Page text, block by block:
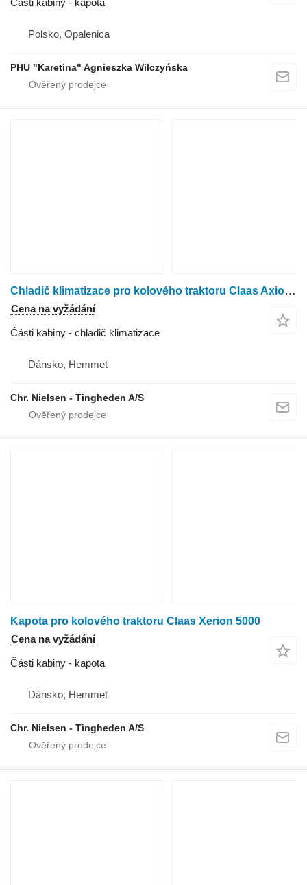
Části kabiny - kapota
Polsko, Opalenica
PHU "Karetina" Agnieszka Wilczyńska
Chladič klimatizace pro kolového traktoru Claas Axion 840
Cena na vyžádání
Části kabiny - chladič klimatizace
Dánsko, Hemmet
Chr. Nielsen - Tingheden A/S
Kapota pro kolového traktoru Claas Xerion 5000
Cena na vyžádání
Části kabiny - kapota
Dánsko, Hemmet
Chr. Nielsen - Tingheden A/S